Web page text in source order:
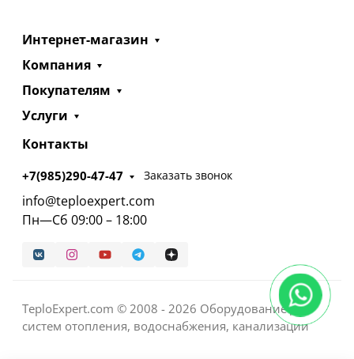
Интернет-магазин
Компания
Покупателям
Услуги
Контакты
+7(985)290-47-47 Заказать звонок
info@teploexpert.com
Пн—Сб 09:00 – 18:00
TeploExpert.com © 2008 - 2026 Оборудование для
систем отопления, водоснабжения, канализации